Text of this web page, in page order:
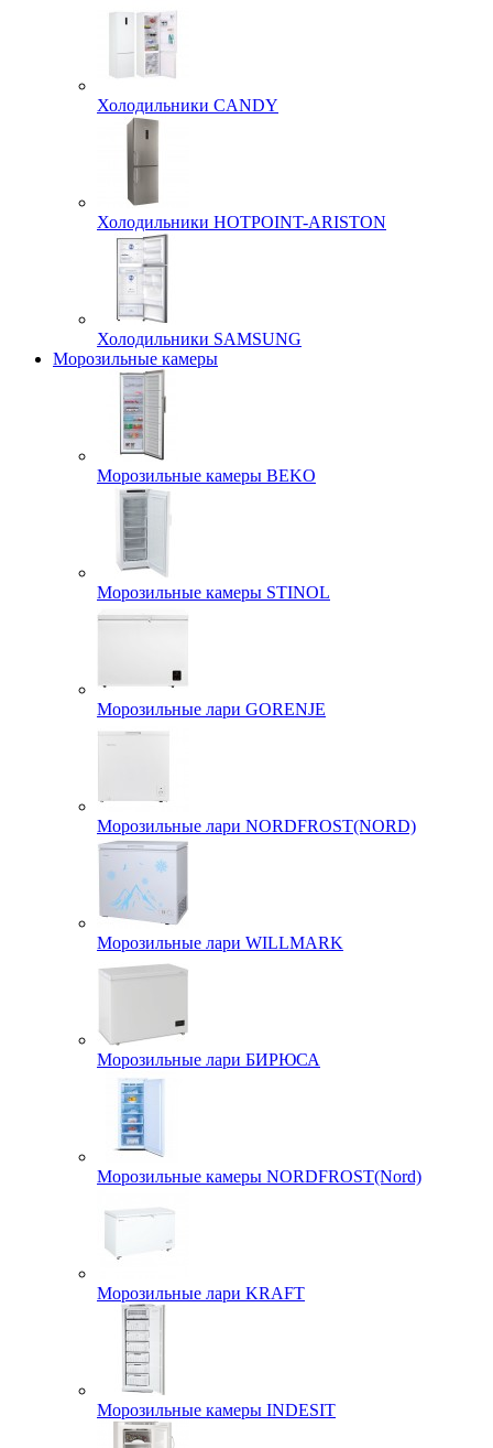
Холодильники CANDY
Холодильники HOTPOINT-ARISTON
Холодильники SAMSUNG
Морозильные камеры
Морозильные камеры BEKO
Морозильные камеры STINOL
Морозильные лари GORENJE
Морозильные лари NORDFROST(NORD)
Морозильные лари WILLMARK
Морозильные лари БИРЮСА
Морозильные камеры NORDFROST(Nord)
Морозильные лари KRAFT
Морозильные камеры INDESIT